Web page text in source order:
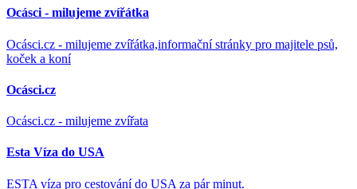
Ocásci - milujeme zvířátka
Ocásci.cz - milujeme zvířátka,informační stránky pro majitele psů,
koček a koní
Ocásci.cz
Ocásci.cz - milujeme zvířata
Esta Víza do USA
ESTA víza pro cestování do USA za pár minut.